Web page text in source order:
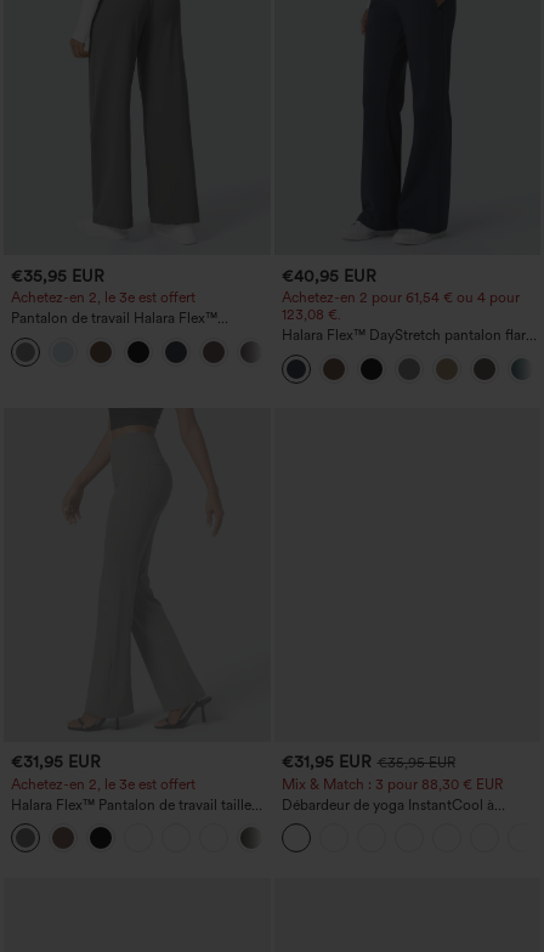
€35,95 EUR
Achetez-en 2, le 3e est offert
Pantalon de travail Halara Flex™
DayStretch à taille haute, avec poches et
coupe droite
€40,95 EUR
Achetez-en 2 pour 61,54 € ou 4 pour
123,08 €.
Halara Flex™ DayStretch pantalon flare
de travail, taille mi-haute, poche latérale
zippée
€31,95 EUR
Achetez-en 2, le 3e est offert
Halara Flex™ Pantalon de travail taille
haute avec poche latérale arrière et
légère coupe évasée
€31,95 EUR €35,95 EUR
Mix & Match : 3 pour 88,30 € EUR
Débardeur de yoga InstantCool à
encolure en U et ourlet arrondi –
UPF50+